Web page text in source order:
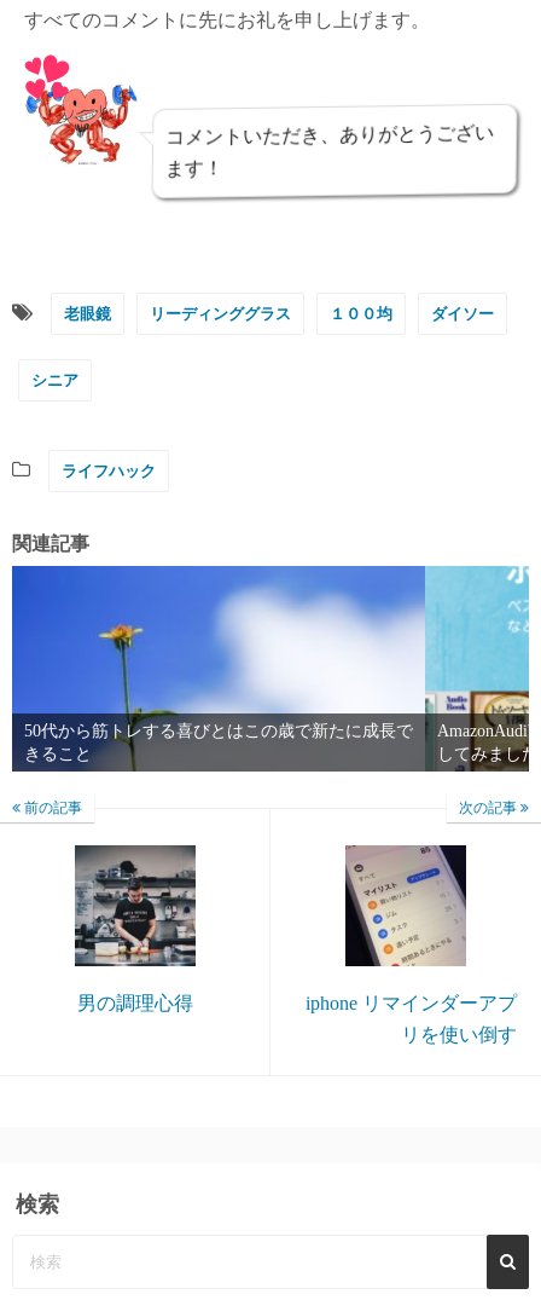
すべてのコメントに先にお礼を申し上げます。
コメントいただき、ありがとうござい
ます！
老眼鏡 リーディンググラス １００均 ダイソー
シニア
ライフハック
関連記事
50代から筋トレする喜びとはこの歳で新たに成長で
きること
してみました
前の記事
男の調理心得
次の記事
iphone リマインダーアプ
リを使い倒す
検索